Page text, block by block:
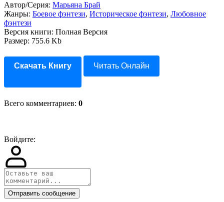
Автор/Серия: Марьяна Брай
Жанры: Боевое фэнтези, Историческое фэнтези, Любовное
фэнтези
Версия книги: Полная Версия
Размер: 755.6 Kb
Скачать Книгу Читать Онлайн
Всего комментариев: 0
Войдите:
Отправить сообщение